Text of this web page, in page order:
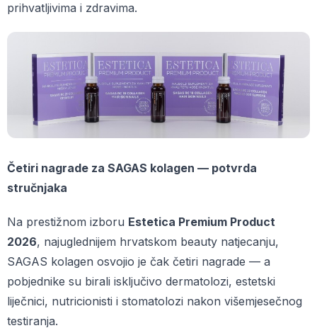
prihvatljivima i zdravima.
Četiri nagrade za SAGAS kolagen — potvrda
stručnjaka
Na prestižnom izboru Estetica Premium Product
2026, najuglednijem hrvatskom beauty natjecanju,
SAGAS kolagen osvojio je čak četiri nagrade — a
pobjednike su birali isključivo dermatolozi, estetski
liječnici, nutricionisti i stomatolozi nakon višemjesečnog
testiranja.